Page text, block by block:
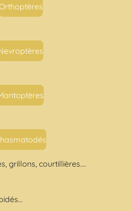
grillons, courtillières....